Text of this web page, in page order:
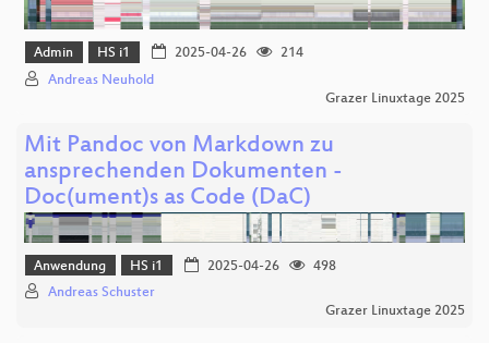
Admin HS i1 2025-04-26
214
Andreas Neuhold
Grazer Linuxtage 2025
Mit Pandoc von Markdown zu
ansprechenden Dokumenten -
Doc(ument)s as Code (DaC)
Anwendung HS i1 2025-04-26
498
Andreas Schuster
Grazer Linuxtage 2025